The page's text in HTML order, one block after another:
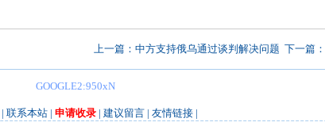
上一篇： 中方支持俄乌通过谈判解决问题 下一篇：
GOOGLE2:950xN
| 联系本站 | 申请收录 | 建议留言 | 友情链接 |